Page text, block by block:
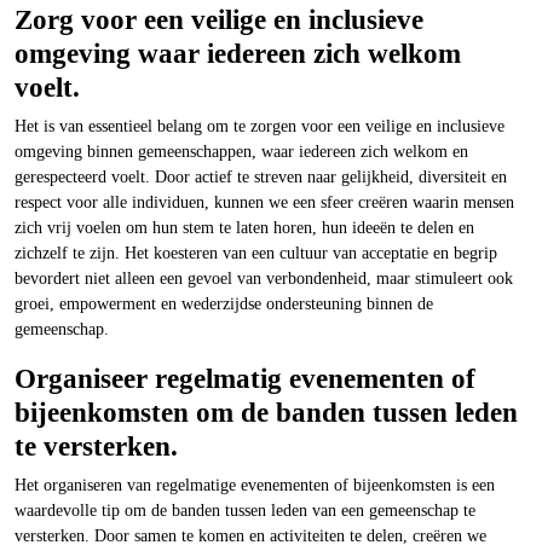
Zorg voor een veilige en inclusieve
omgeving waar iedereen zich welkom
voelt.
Het is van essentieel belang om te zorgen voor een veilige en inclusieve
omgeving binnen gemeenschappen, waar iedereen zich welkom en
gerespecteerd voelt. Door actief te streven naar gelijkheid, diversiteit en
respect voor alle individuen, kunnen we een sfeer creëren waarin mensen
zich vrij voelen om hun stem te laten horen, hun ideeën te delen en
zichzelf te zijn. Het koesteren van een cultuur van acceptatie en begrip
bevordert niet alleen een gevoel van verbondenheid, maar stimuleert ook
groei, empowerment en wederzijdse ondersteuning binnen de
gemeenschap.
Organiseer regelmatig evenementen of
bijeenkomsten om de banden tussen leden
te versterken.
Het organiseren van regelmatige evenementen of bijeenkomsten is een
waardevolle tip om de banden tussen leden van een gemeenschap te
versterken. Door samen te komen en activiteiten te delen, creëren we